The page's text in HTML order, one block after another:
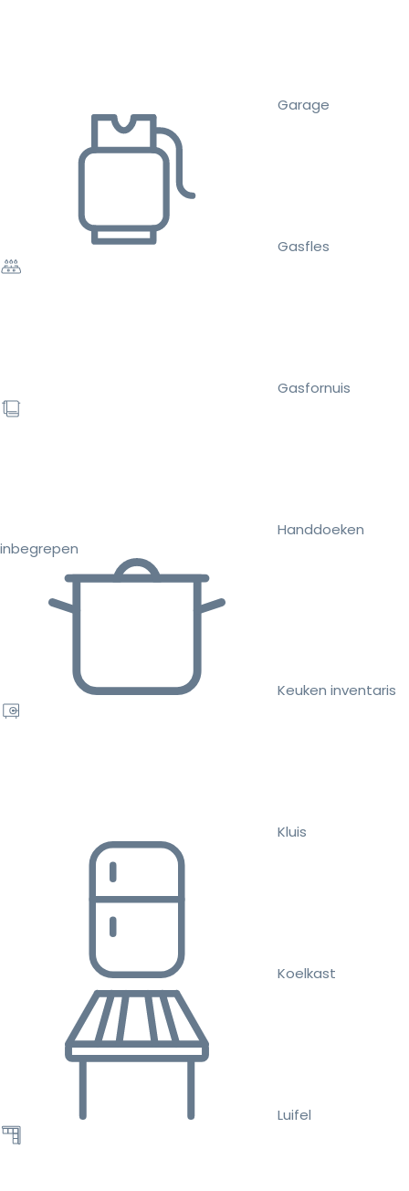
Garage
Gasfles
Gasfornuis
Handdoeken
inbegrepen
Keuken inventaris
Kluis
Koelkast
Luifel